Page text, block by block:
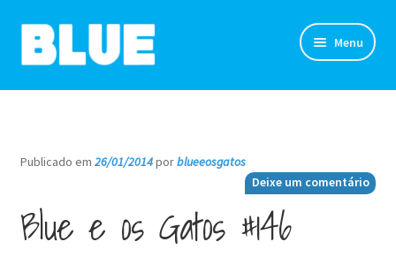
Pular
para
Pular
para
Menu
TIRINHAS
SOBRE
Publicado em 26/01/2014porblueeosgatos
Deixe um comentário
Blue e os Gatos #146